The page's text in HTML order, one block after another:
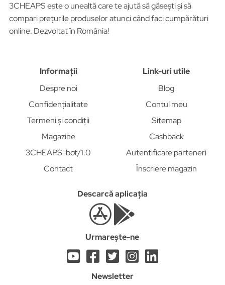
3CHEAPS este o unealtă care te ajută să găsești și să
compari prețurile produselor atunci când faci cumpărături
online. Dezvoltat în România!
Informații
Despre noi
Confidențialitate
Termeni și condiții
Magazine
3CHEAPS-bot/1.0
Contact
Link-uri utile
Blog
Contul meu
Sitemap
Cashback
Autentificare parteneri
Înscriere magazin
Descarcă aplicația
Urmarește-ne
Newsletter